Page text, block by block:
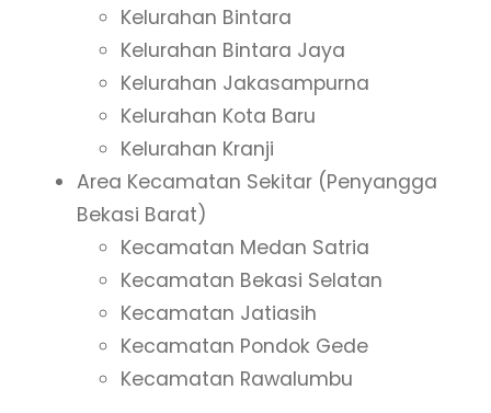
Kelurahan Bintara
Kelurahan Bintara Jaya
Kelurahan Jakasampurna
Kelurahan Kota Baru
Kelurahan Kranji
Area Kecamatan Sekitar (Penyangga
Bekasi Barat)
Kecamatan Medan Satria
Kecamatan Bekasi Selatan
Kecamatan Jatiasih
Kecamatan Pondok Gede
Kecamatan Rawalumbu